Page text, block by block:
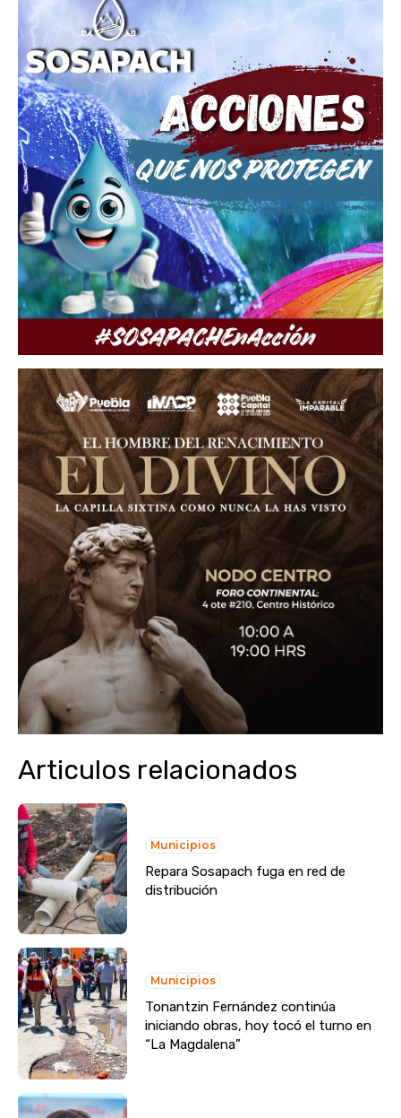
Articulos relacionados
Municipios
Repara Sosapach fuga en red de
distribución
Municipios
Tonantzin Fernández continúa
iniciando obras, hoy tocó el turno en
“La Magdalena”